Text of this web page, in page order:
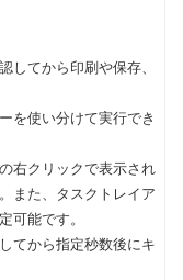
してから印刷や保存、
を使い分けて実行でき
右クリックで表示され
また、タスクトレイア
可能です。
てから指定秒数後にキ